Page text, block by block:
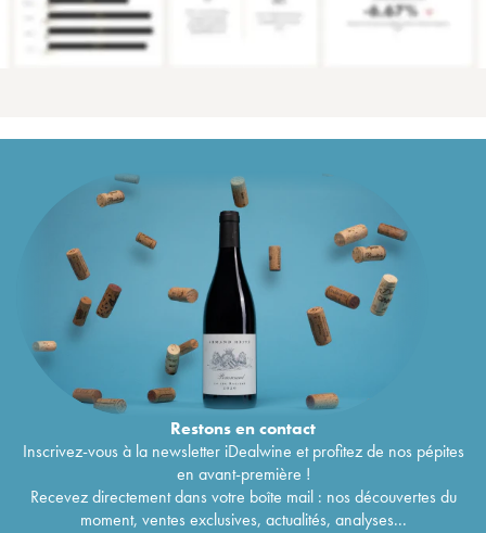
Restons encontact
Inscrivez-vous à la newsletter iDealwine et profitez de nos pépites
en avant-première !
Recevez directement dans votre boîte mail : nos découvertes du
moment, ventes exclusives, actualités, analyses...